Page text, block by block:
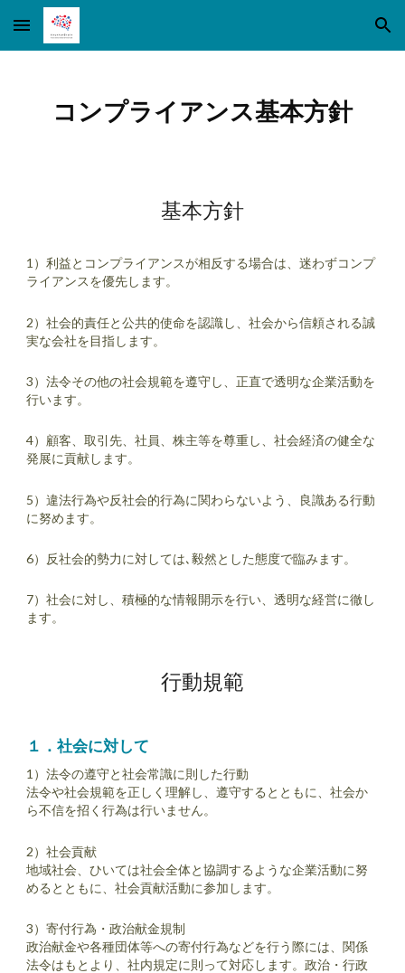
Skip to main content Skip to navigation
コンプライアンス基本方針
基本方針
1）利益とコンプライアンスが相反する場合は、迷わずコンプ
ライアンスを優先します。
2）社会的責任と公共的使命を認識し、社会から信頼される誠
実な会社を目指します。
3）法令その他の社会規範を遵守し、正直で透明な企業活動を
行います。
4）顧客、取引先、社員、株主等を尊重し、社会経済の健全な
発展に貢献します。
5）違法行為や反社会的行為に関わらないよう、良識ある行動
に努めます。
6）反社会的勢力に対しては､毅然とした態度で臨みます。
7）社会に対し、積極的な情報開示を行い、透明な経営に徹し
ます。
行動規範
１．社会に対して
1）法令の遵守と社会常識に則した行動
法令や社会規範を正しく理解し、遵守するとともに、社会か
ら不信を招く行為は行いません。
2）社会貢献
地域社会、ひいては社会全体と協調するような企業活動に努
めるとともに、社会貢献活動に参加します。
3）寄付行為・政治献金規制
政治献金や各種団体等への寄付行為などを行う際には、関係
法令はもとより、社内規定に則って対応します。政治・行政